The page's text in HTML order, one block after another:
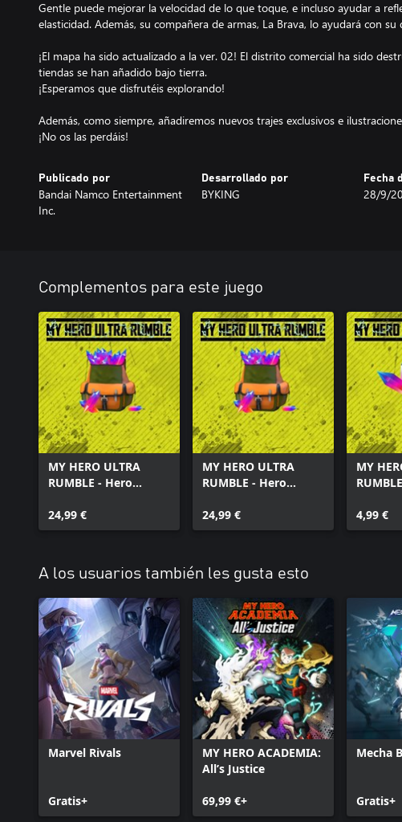
Gentle puede mejorar la velocidad de lo que toque, e incluso ayudar a
elasticidad. Además, su compañera de armas, La Brava, lo ayudará con su
¡El mapa ha sido actualizado a la ver. 02! El distrito comercial ha sido
tiendas se han añadido bajo tierra.
¡Esperamos que disfrutéis explorando!
Además, como siempre, añadiremos nuevos trajes exclusivos e
¡No os las perdáis!
Publicado por
Bandai Namco Entertainment
Inc.
Desarrollado por
BYKING
Fecha
28/9/
Complementos para este juego
MY HERO ULTRA
RUMBLE - Hero
(S18-1A)
24,99 €
MY HERO ULTRA
RUMBLE - Hero
(S18-1B)
24,99 €
MY
4,99 €
A los usuarios también les gusta esto
Marvel Rivals
Gratis+
MY HERO ACADEMIA:
All’s Justice
69,99 €+
Mecha
Gratis+